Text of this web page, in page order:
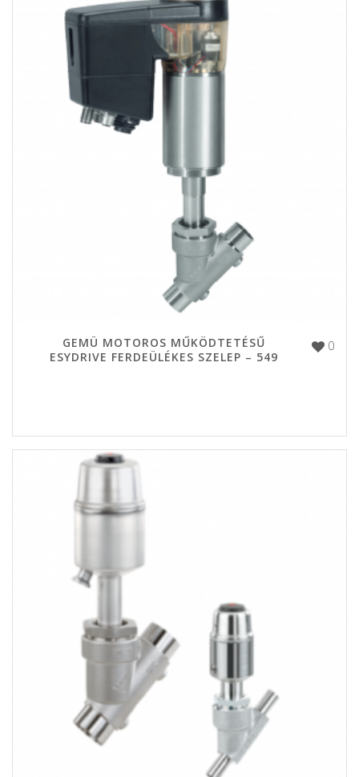
0
GEMÜ MOTOROS MŰKÖDTETÉSŰ
ESYDRIVE FERDEÜLÉKES SZELEP – 549